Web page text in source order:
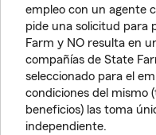
empleo con un agente
pide una solicitud para
Farm y NO resulta en
compañías de State
seleccionado para el
condiciones del mismo
beneficios) las toma
independiente.